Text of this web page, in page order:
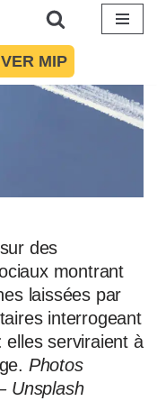
MIP
des
montrant
laissées par
interrogeant
elles serviraient à
Photos
Unsplash